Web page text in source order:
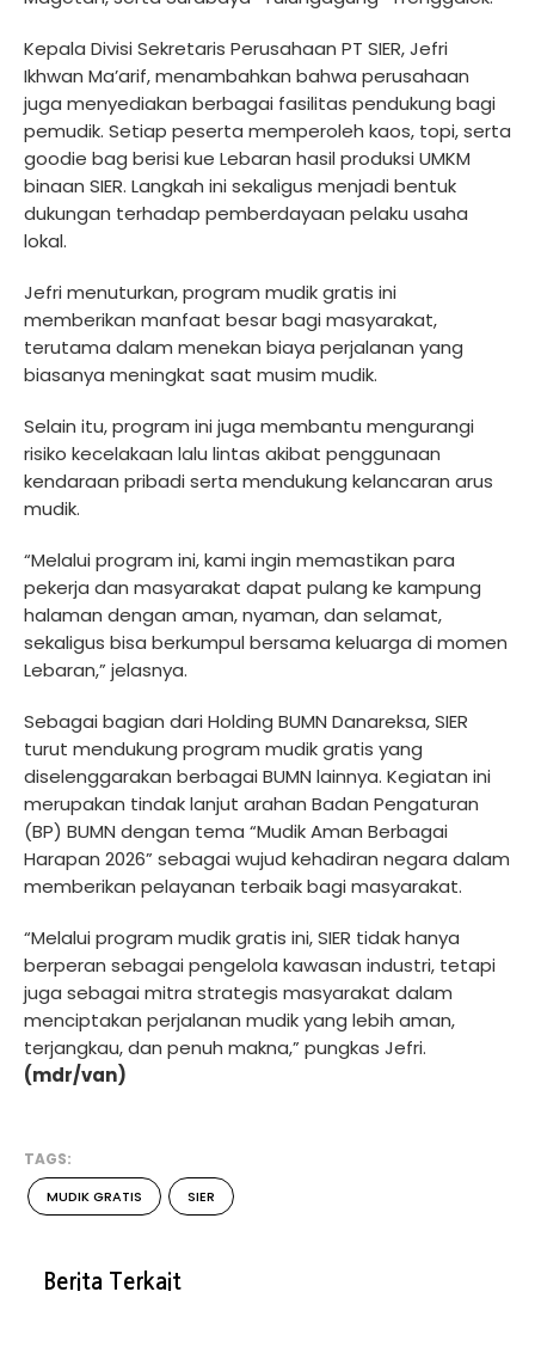
Kepala Divisi Sekretaris Perusahaan PT SIER, Jefri
Ikhwan Ma’arif, menambahkan bahwa perusahaan
juga menyediakan berbagai fasilitas pendukung bagi
pemudik. Setiap peserta memperoleh kaos, topi, serta
goodie bag berisi kue Lebaran hasil produksi UMKM
binaan SIER. Langkah ini sekaligus menjadi bentuk
dukungan terhadap pemberdayaan pelaku usaha
lokal.
Jefri menuturkan, program mudik gratis ini
memberikan manfaat besar bagi masyarakat,
terutama dalam menekan biaya perjalanan yang
biasanya meningkat saat musim mudik.
Selain itu, program ini juga membantu mengurangi
risiko kecelakaan lalu lintas akibat penggunaan
kendaraan pribadi serta mendukung kelancaran arus
mudik.
“Melalui program ini, kami ingin memastikan para
pekerja dan masyarakat dapat pulang ke kampung
halaman dengan aman, nyaman, dan selamat,
sekaligus bisa berkumpul bersama keluarga di momen
Lebaran,” jelasnya.
Sebagai bagian dari Holding BUMN Danareksa, SIER
turut mendukung program mudik gratis yang
diselenggarakan berbagai BUMN lainnya. Kegiatan ini
merupakan tindak lanjut arahan Badan Pengaturan
(BP) BUMN dengan tema “Mudik Aman Berbagai
Harapan 2026” sebagai wujud kehadiran negara dalam
memberikan pelayanan terbaik bagi masyarakat.
“Melalui program mudik gratis ini, SIER tidak hanya
berperan sebagai pengelola kawasan industri, tetapi
juga sebagai mitra strategis masyarakat dalam
menciptakan perjalanan mudik yang lebih aman,
terjangkau, dan penuh makna,” pungkas Jefri.
(mdr/van)
TAGS:
MUDIK GRATIS SIER
Berita Terkait